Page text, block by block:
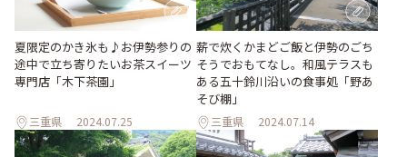
夏限定のかき氷も♪お伊勢参りの
途中で立ち寄りたいお茶スイーツ
専門店「木下茶園」
三重県 2024.07.25
薪で炊くかまどご飯と伊勢のごち
そうでおもてなし。和風テラスも
ある五十鈴川沿いの食事処「野あ
そび棚」
三重県 2024.07.14